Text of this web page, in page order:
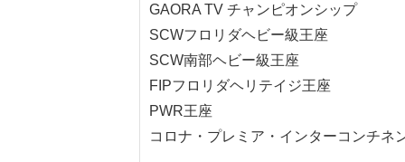
GAORA TV チャンピオンシップ
SCWフロリダヘビー級王座
SCW南部ヘビー級王座
FIPフロリダヘリテイジ王座
PWR王座
コロナ・プレミア・インターコンチネ